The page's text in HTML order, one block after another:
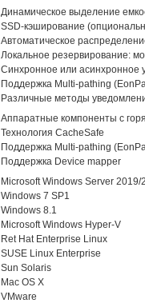
Динамическое выделение
SSD-кэширование
Автоматическое
Локальное резервирование:
Синхронное или асинхронное
Поддержка Multi-pathing
Различные методы
Аппаратные компоненты с
Технология CacheSafe
Поддержка Multi-pathing
Поддержка Device mapper
Microsoft Windows Server
Windows 7 SP1
Windows 8.1
Microsoft Windows Hyper-V
Ret Hat Enterprise Linux
SUSE Linux Enterprise
Sun Solaris
Mac OS X
VMware